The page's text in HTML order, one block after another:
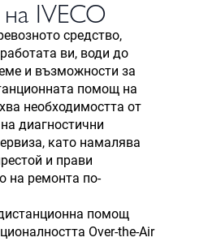
IVECO
средство,
ви, води до
и възможности за
помощ на
необходимостта от
диагностични
като намалява
и прави
на ремонта по-
помощ
Over-the-Air